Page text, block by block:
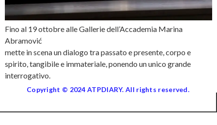
Fino al 19 ottobre alle Gallerie dell’Accademia Marina
Abramović
mette in scena un dialogo tra passato e presente, corpo e
spirito, tangibile e immateriale, ponendo un unico grande
interrogativo.
Copyright © 2024 ATPDIARY. All rights reserved.